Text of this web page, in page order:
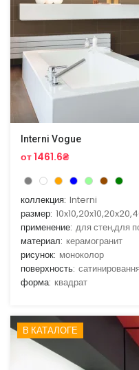
Interni Vogue
от 1461.6₴
коллекция: Interni
размер:
применение: для стен,для
материал: керамогранит
рисунок: моноколор
поверхность: сатинировання
форма: квадрат
В КАТАЛОГЕ